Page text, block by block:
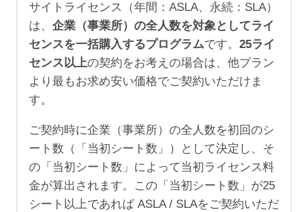
サイトライセンス（年間：ASLA、永続：SLA）
は、 企業（事業所）の全人数を対象としてライ
センスを一括購入するプログラムです。 25ライ
センス以上の契約をお考えの場合は、他プラン
より最もお求め安い価格でご契約いただけま
す。
ご契約時に企業（事業所）の全人数を初回のシ
ート数（「当初シート数」）として決定し、そ
の「当初シート数」によって当初ライセンス料
金が算出されます。この「当初シート数」が25
シート以上であれば ASLA / SLAをご契約いただ